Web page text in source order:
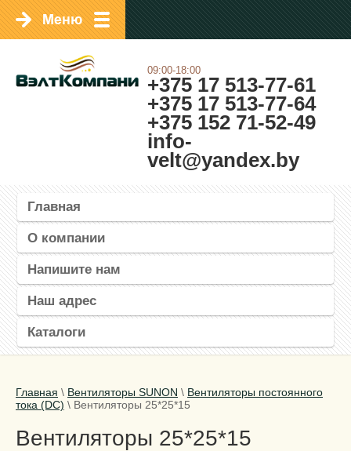
09:00-18:00
+375 17 513-77-61
+375 17 513-77-64
+375 152 71-52-49
info-
velt@yandex.by
Главная
О компании
Напишите нам
Наш адрес
Каталоги
Главная \ Вентиляторы SUNON \ Вентиляторы постоянного
тока (DC) \ Вентиляторы 25*25*15
Вентиляторы 25*25*15